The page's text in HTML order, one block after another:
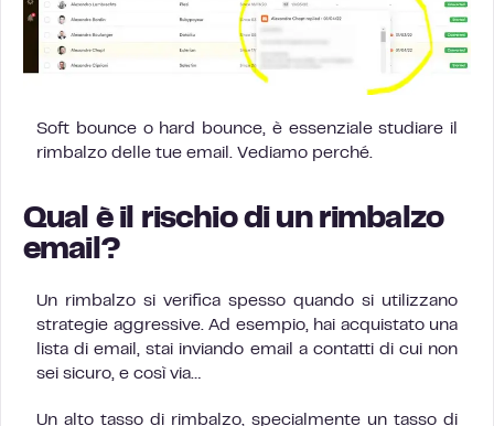
Soft bounce o hard bounce, è essenziale studiare il
rimbalzo delle tue email. Vediamo perché.
Qual è il rischio di un rimbalzo
email?
Un rimbalzo si verifica spesso quando si utilizzano
strategie aggressive. Ad esempio, hai acquistato una
lista di email, stai inviando email a contatti di cui non
sei sicuro, e così via…
Un alto tasso di rimbalzo, specialmente un tasso di